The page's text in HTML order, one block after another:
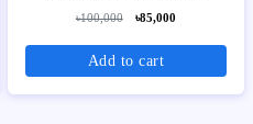
৳100,000 ৳85,000
Add to cart